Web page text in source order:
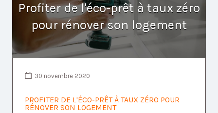
Profiter de l'éco-prêt à taux zéro
pour rénover son logement
30 novembre 2020
PROFITER DE L'ÉCO-PRÊT À TAUX ZÉRO POUR
RÉNOVER SON LOGEMENT